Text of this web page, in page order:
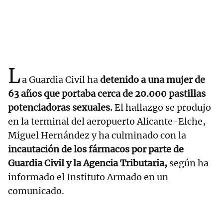
La Guardia Civil hadetenido a una mujer de
63 años que portaba cerca de 20.000 pastillas
potenciadoras sexuales.El hallazgo se produjo
en la terminal del aeropuerto Alicante-Elche,
Miguel Hernández y ha culminado con la
incautación de los fármacos por parte de
Guardia Civil y la Agencia Tributaria, según ha
informado el Instituto Armado en un
comunicado.